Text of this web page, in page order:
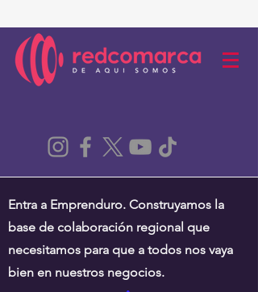
Entra a Emprenduro. Construyamos la
base de colaboración regional que
necesitamos para que a todos nos vaya
bien en nuestros negocios.